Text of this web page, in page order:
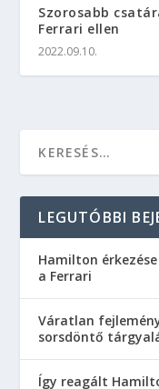
Szorosabb
Ferrari ellen
2022.09.10.
LEGUTÓBBI
Hamilton
a Ferrari
Váratlan
sorsdöntő
Így reagált